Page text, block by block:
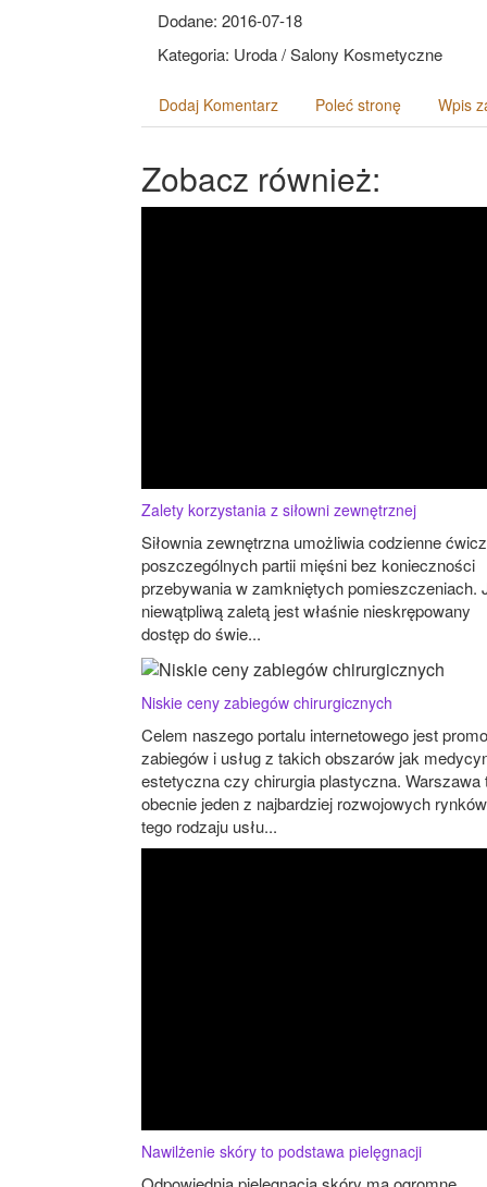
Dodane: 2016-07-18
Kategoria: Uroda / Salony Kosmetyczne
Dodaj Komentarz Poleć stronę Wpis
Zobacz również:
Zalety korzystania z siłowni zewnętrznej
Siłownia zewnętrzna umożliwia codzienne
poszczególnych partii mięśni bez konieczności
przebywania w zamkniętych pomieszczeniach.
niewątpliwą zaletą jest właśnie nieskrępowany
dostęp do świe...
Niskie ceny zabiegów chirurgicznych
Celem naszego portalu internetowego jest
zabiegów i usług z takich obszarów jak
estetyczna czy chirurgia plastyczna. Warszawa
obecnie jeden z najbardziej rozwojowych
tego rodzaju usłu...
Nawilżenie skóry to podstawa pielęgnacji